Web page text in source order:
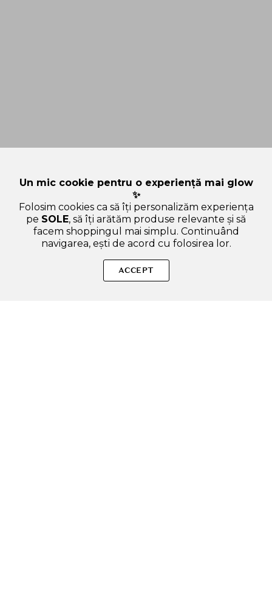
STAFFORD Colour Guarded Colour Protecting Conditioner,
250 ml - balsam formulat cu extract de floarea-soarelui si
Un mic cookie pentru o experiență mai glow
✨
Folosim cookies ca să îți personalizăm experiența
pe SOLE, să îți arătăm produse relevante și să
facem shoppingul mai simplu. Continuând
navigarea, ești de acord cu folosirea lor.
ACCEPT